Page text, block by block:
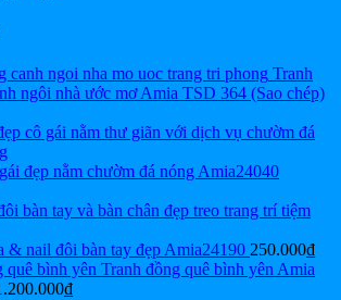
Tranh
ngôi nhà ước mơ Amia TSD 364 (Sao chép)
đẹp nằm chườm đá nóng Amia24040
& nail đôi bàn tay đẹp Amia24190 250.000₫
Tranh đồng quê bình yên Amia
₫